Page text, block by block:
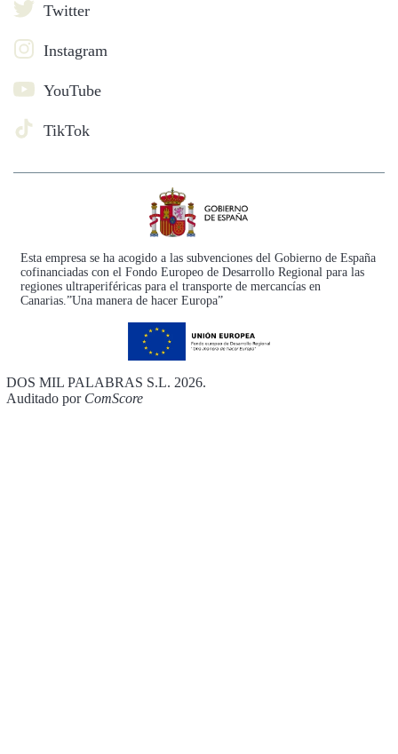
Twitter
Instagram
YouTube
TikTok
Esta empresa se ha acogido a las subvenciones del Gobierno de España
cofinanciadas con el Fondo Europeo de Desarrollo Regional para las
regiones ultraperiféricas para el transporte de mercancías en
Canarias.”Una manera de hacer Europa”
DOS MIL PALABRAS S.L. 2026.
Auditado por ComScore